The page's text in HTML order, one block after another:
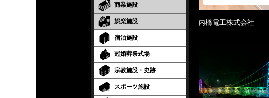
商業施設
娯楽施設
宿泊施設
冠婚葬祭式場
宗教施設・史跡
スポーツ施設
内橋電工株式会社